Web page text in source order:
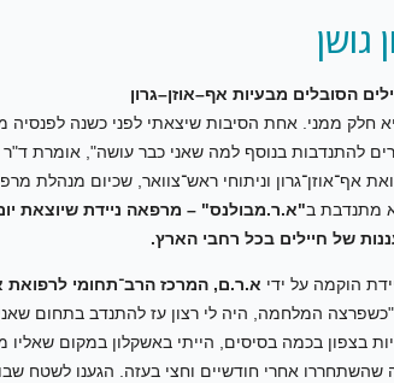
גושן
הסובלים מבעיות אף–אוזן–גרון
חלק ממני. אחת הסיבות שיצאתי לפני כשנה לפנסיה
להתנדבות בנוסף למה שאני כבר עושה", אומרת ד"ר
אף־אוזן־גרון וניתוחי ראש־צוואר, שכיום
מתנדבת ב"א.ר.מבולנס" – מרפאה ניידת שיוצאת
של חיילים בכל רחבי הארץ.
הוקמה על ידי א.ר.ם, המרכז הרב־תחומי לרפואת
"כשפרצה המלחמה, היה לי רצון עז להתנדב בתחום
בצפון בכמה בסיסים, הייתי באשקלון במקום
אחרי חודשיים וחצי בעזה. הגענו לשטח שבו